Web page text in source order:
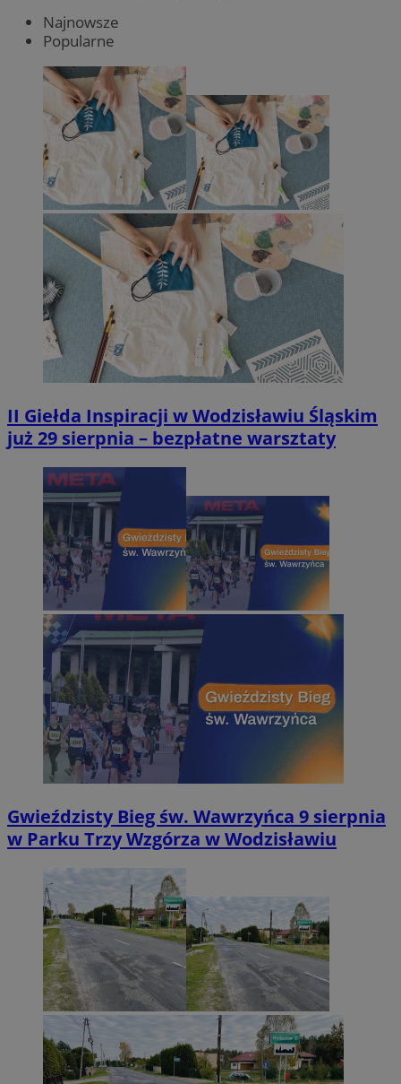
Najnowsze
Popularne
II Giełda Inspiracji w Wodzisławiu Śląskim
już 29 sierpnia – bezpłatne warsztaty
Gwieździsty Bieg św. Wawrzyńca 9 sierpnia
w Parku Trzy Wzgórza w Wodzisławiu